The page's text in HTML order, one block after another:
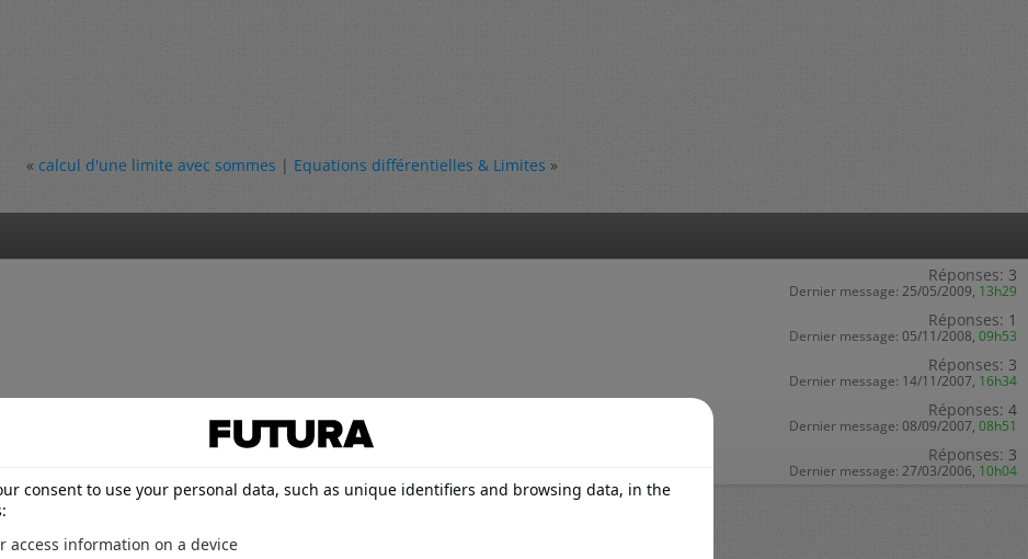
« calcul d'une limite avec sommes | Equations différentielles & Limites »
Réponses: 3
Dernier message: 25/05/2009, 13h29
Réponses: 1
Dernier message: 05/11/2008, 09h53
Réponses: 3
Dernier message: 14/11/2007, 16h34
Réponses: 4
Dernier message: 08/09/2007, 08h51
Réponses: 3
Dernier message: 27/03/2006, 10h04